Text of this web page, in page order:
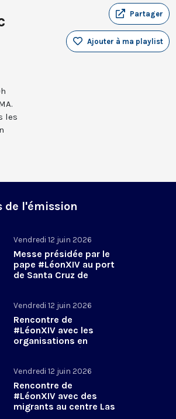
Partager
Ajouter à ma playlist
les
de l'émission
Vendredi 12 juin 2026
Messe présidée par le
pape #LéonXIV au port
de Santa Cruz de
Vendredi 12 juin 2026
Rencontre de
#LéonXIV avec les
organisations en
charge de l’intégration
#PapeenEspagne
Vendredi 12 juin 2026
Rencontre de
#LéonXIV avec des
migrants au centre Las
Raíces aux Canaries